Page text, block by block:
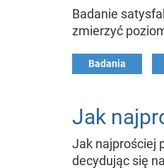
Badanie
zmierzyć
Badania
Jak
Jak najprościej
decydując się